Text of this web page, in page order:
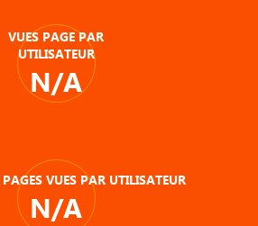
VUES PAGE PAR
UTILISATEUR
N/A
VUES PAR UTILISATEUR
N/A